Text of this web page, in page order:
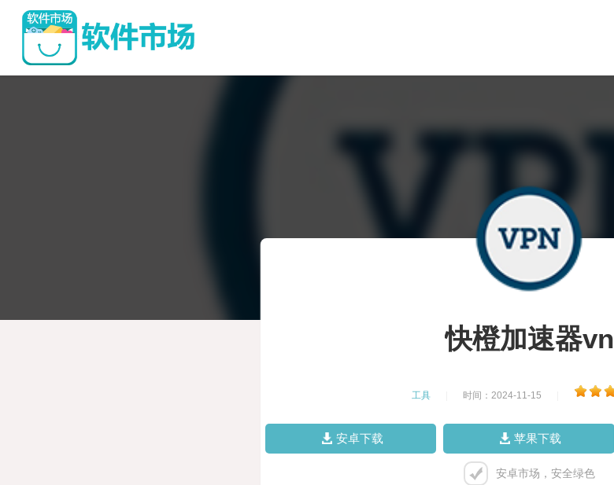
快橙加速器vn
工具 时间：2024-11-15
安卓下载 苹果下载
安卓市场，安全绿色